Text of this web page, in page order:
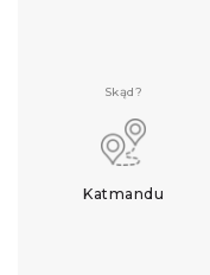
Skąd?
Katmandu